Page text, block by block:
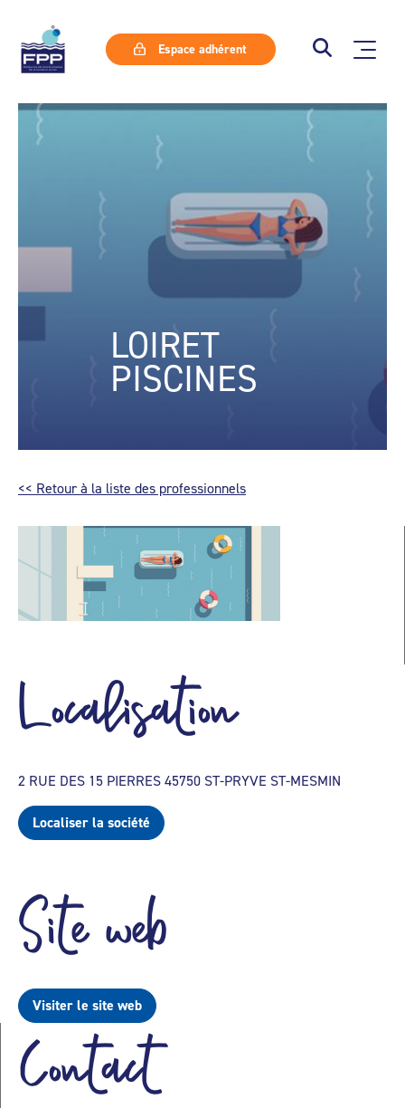
Espace adhérent
LOIRET
PISCINES
<< Retour à la liste des professionnels
Localisation
2 RUE DES 15 PIERRES 45750 ST-PRYVE ST-MESMIN
Localiser la société
Site web
Visiter le site web
Contact